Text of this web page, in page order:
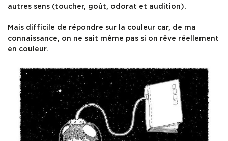
autres sens (toucher, goût, odorat et audition).
Mais difficile de répondre sur la couleur car, de ma
connaissance, on ne sait même pas si on rêve réellement
en couleur.